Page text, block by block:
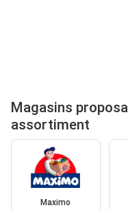
Magasins
assortiment
Maximo